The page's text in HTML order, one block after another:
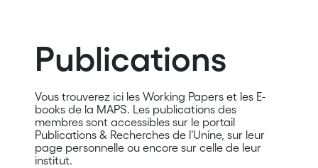
Publications
Vous trouverez ici les Working Papers et les E-
books de la MAPS. Les publications des
membres sont accessibles sur le portail
Publications & Recherches de l’Unine, sur leur
page personnelle ou encore sur celle de leur
institut.